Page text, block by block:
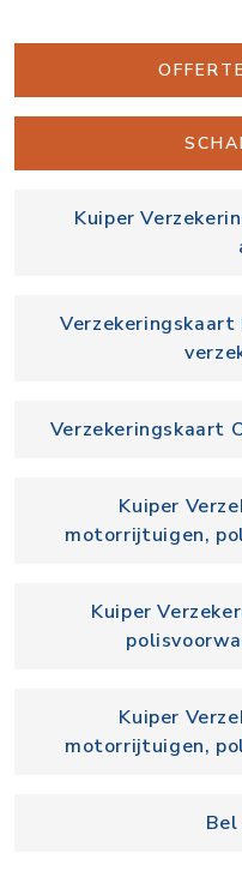
Kuiper
Verzekeringskaart
Kuiper
motorrijtuigen,
Kuiper
Kuiper
motorrijtuigen,